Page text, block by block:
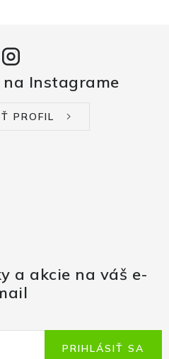
Instagrame
PROFIL
a akcie na váš e-
PRIHLÁSIŤ SA